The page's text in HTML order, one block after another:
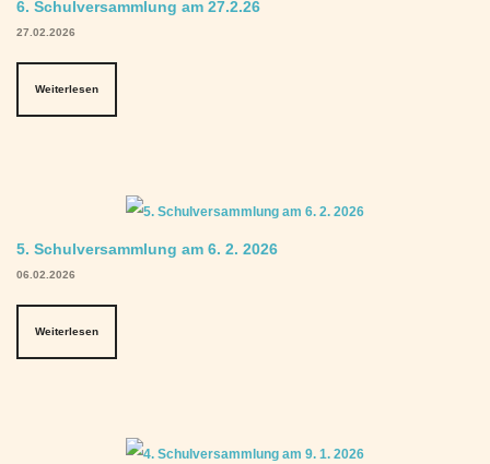
6. Schulversammlung am 27.2.26
27.02.2026
Weiterlesen
5. Schulversammlung am 6. 2. 2026
06.02.2026
Weiterlesen